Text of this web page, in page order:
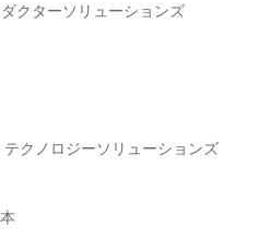
クターソリューションズ
テクノロジーソリューションズ